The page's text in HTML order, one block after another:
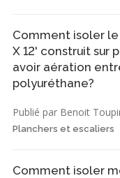
Comment isoler
X 12' construit sur
avoir aération
polyuréthane?
Publié par Benoit
Planchers et escaliers
Comment isoler